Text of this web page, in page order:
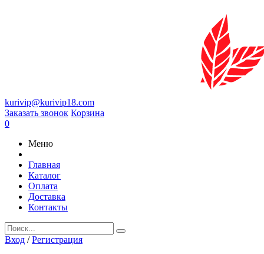
kurivip@kurivip18.com
Заказать звонок Корзина
0
Меню
Главная
Каталог
Оплата
Доставка
Контакты
Вход /Регистрация